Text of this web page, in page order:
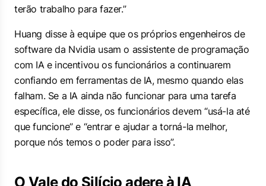
terão trabalho para fazer.”
Huang disse à equipe que os próprios engenheiros de
software da Nvidia usam o assistente de programação
com IA e incentivou os funcionários a continuarem
confiando em ferramentas de IA, mesmo quando elas
falham. Se a IA ainda não funcionar para uma tarefa
específica, ele disse, os funcionários devem “usá-la até
que funcione” e “entrar e ajudar a torná-la melhor,
porque nós temos o poder para isso”.
O Vale do Silício adere à IA